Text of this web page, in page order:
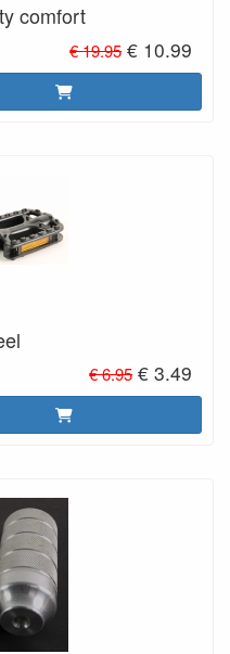
comfort
€ 19.95 € 10.99
€ 6.95 € 3.49